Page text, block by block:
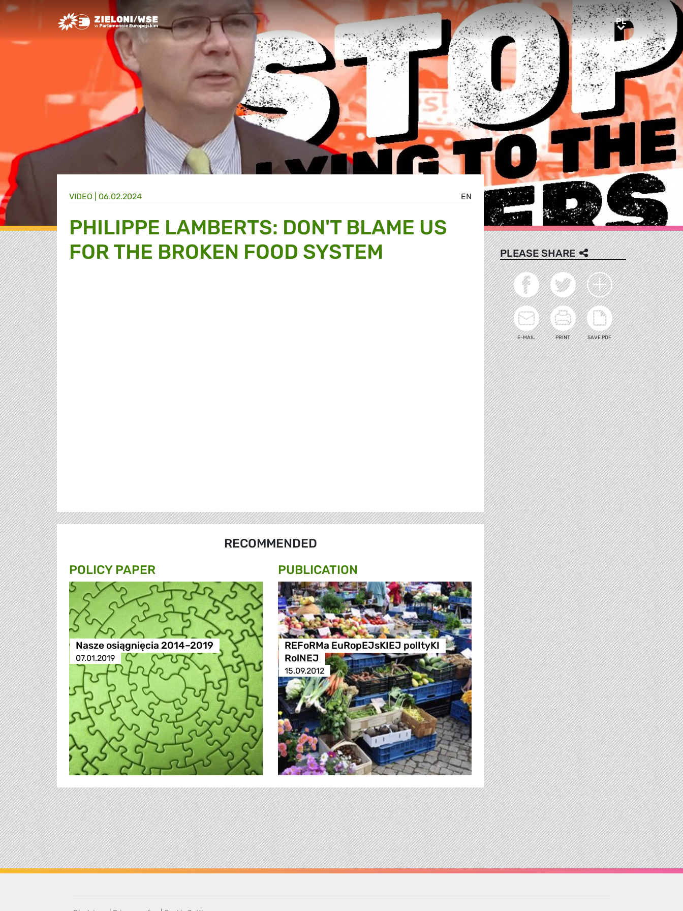
Greens/EFA Home PLPL
EN
VIDEO | 06.02.2024
PHILIPPE LAMBERTS: DON'T BLAME US
FOR THE BROKEN FOOD SYSTEM
RECOMMENDED
POLICY PAPER
Nasze osiągnięcia 2014–2019
07.01.2019
PUBLICATION
REFoRMa EuRopEJsKIEJ polItyKI
RolNEJ
15.09.2012
PLEASE SHARE
E-MAIL PRINT SAVE PDF